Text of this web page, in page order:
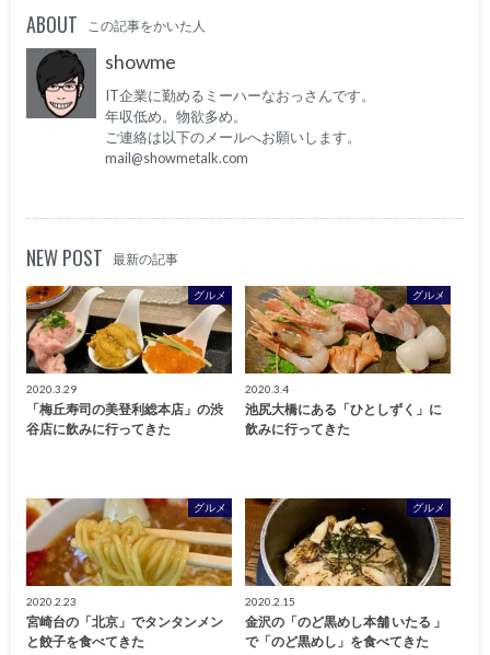
ABOUT この記事をかいた人
showme
IT企業に勤めるミーハーなおっさんです。
年収低め。物欲多め。
ご連絡は以下のメールへお願いします。
mail@showmetalk.com
NEW POST 最新の記事
グルメ
2020.3.29
「梅丘寿司の美登利総本店」の渋
谷店に飲みに行ってきた
グルメ
2020.3.4
池尻大橋にある「ひとしずく」に
飲みに行ってきた
グルメ
2020.2.23
宮崎台の「北京」でタンタンメン
と餃子を食べてきた
グルメ
2020.2.15
金沢の「のど黒めし本舗 いたる 」
で「のど黒めし」を食べてきた